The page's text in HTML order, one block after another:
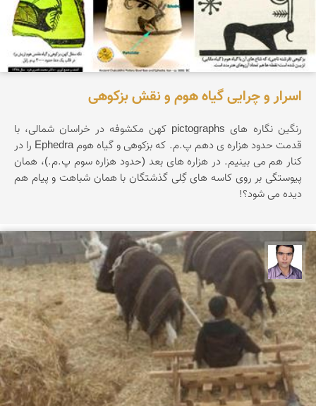
اسرار و چرایی گیاه هوم و نقش بزکوهی
رنگین نگاره های pictographs کهن مکشوفه در خراسان شمالی، با
قدمت حدود هزاره ی دهم پ.م. که بزکوهی و گیاه هوم Ephedra را در
کنار هم می بینیم. در هزاره های بعد (حدود هزاره سوم پ.م.)، همان
پیوستگی بر روی کاسه های گِلی گذشتگان با همان شباهت و پیام هم
دیده می شود؟!
حسن صفری